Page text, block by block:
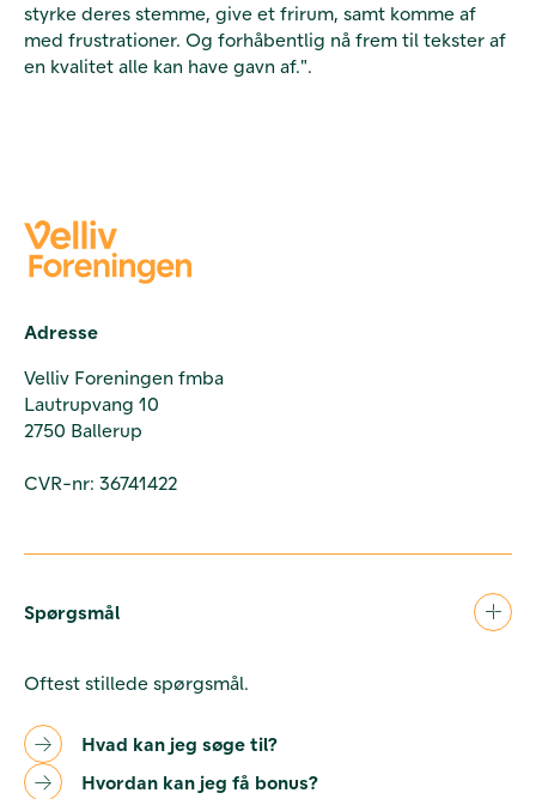
styrke deres stemme, give et frirum, samt komme af
med frustrationer. Og forhåbentlig nå frem til tekster af
en kvalitet alle kan have gavn af.".
Adresse
Velliv Foreningen fmba
Lautrupvang 10
2750 Ballerup
CVR-nr: 36741422
Spørgsmål
Oftest stillede spørgsmål.
Hvad kan jeg søge til?
Hvordan kan jeg få bonus?